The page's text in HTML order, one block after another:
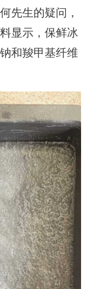
先生的疑问，
显示，保鲜冰
和羧甲基纤维